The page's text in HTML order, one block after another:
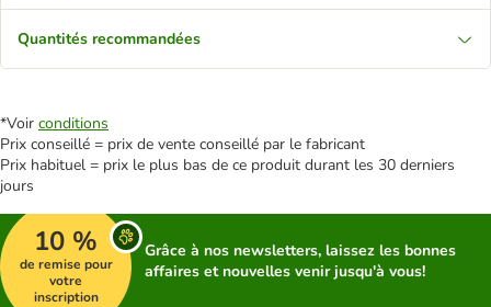
Quantités recommandées
*Voir conditions
Prix conseillé = prix de vente conseillé par le fabricant
Prix habituel = prix le plus bas de ce produit durant les 30 derniers
jours
10 %
de remise pour
votre
inscription
Grâce à nos newsletters, laissez les bonnes
affaires et nouvelles venir jusqu'à vous!